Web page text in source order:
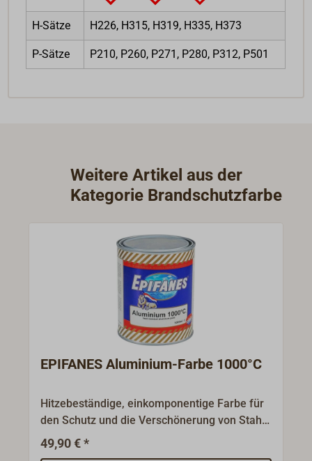
H-Sätze H226, H315, H319, H335, H373
P-Sätze P210, P260, P271, P280, P312, P501
Weitere Artikel aus der
Kategorie Brandschutzfarbe
EPIFANES Aluminium-Farbe 1000°C
Hitzebeständige, einkomponentige Farbe für
den Schutz und die Verschönerung von Stahl
und Eisenoberflächen, die Temperaturen von
400-1000°C ausgesetzt sind, wie z. B.
49,90 € *